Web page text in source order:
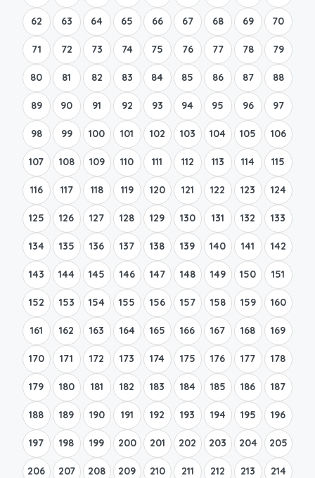
62 63 64 65 66 67 68 69 70
71 72 73 74 75 76 77 78 79
80 81 82 83 84 85 86 87 88
89 90 91 92 93 94 95 96 97
98 99 100 101 102 103 104 105 106
107 108 109 110 111 112 113 114 115
116 117 118 119 120 121 122 123 124
125 126 127 128 129 130 131 132 133
134 135 136 137 138 139 140 141 142
143 144 145 146 147 148 149 150 151
152 153 154 155 156 157 158 159 160
161 162 163 164 165 166 167 168 169
170 171 172 173 174 175 176 177 178
179 180 181 182 183 184 185 186 187
188 189 190 191 192 193 194 195 196
197 198 199 200 201 202 203 204 205
206 207 208 209 210 211 212 213 214